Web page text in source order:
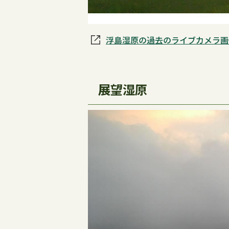
浮島湿原の過去のライブカメラ
展望湿原